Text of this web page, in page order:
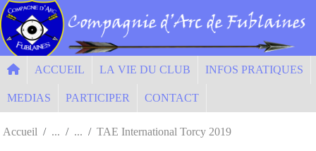
ACCUEIL LA VIE DU CLUB INFOS PRATIQUES
MEDIAS PARTICIPER CONTACT
Accueil TAE International Torcy 2019
Panneau de gestion des cookies